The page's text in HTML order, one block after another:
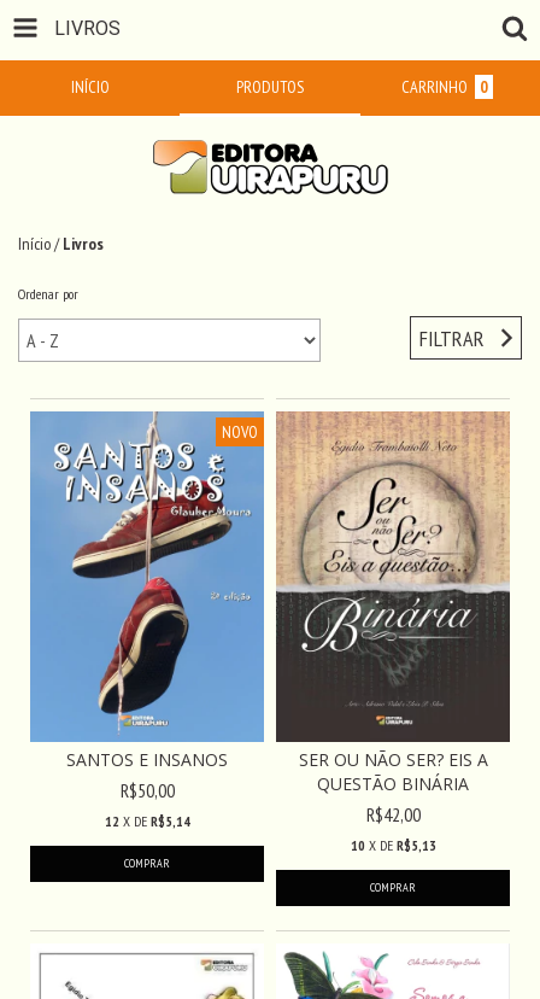
LIVROS
INÍCIO PRODUTOS CARRINHO 0
Início/ Livros
Ordenar por
FILTRAR
NOVO
SANTOS E INSANOS
R$50,00
12 X DE R$5,14
SER OU NÃO SER? EIS A
QUESTÃO BINÁRIA
R$42,00
10 X DE R$5,13